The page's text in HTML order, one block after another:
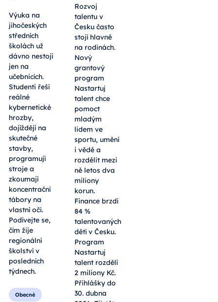
Výuka na
jihočeských
středních
školách už
dávno nestojí
jen na
učebnicích.
Studenti řeší
reálné
kybernetické
hrozby,
dojíždějí na
skutečné
stavby,
programují
stroje a
zkoumají
koncentrační
tábory na
vlastní oči.
Podívejte se,
čím žije
regionální
školství v
posledních
týdnech.
Obecné
Rozvoj
talentu v
Česku často
stojí hlavně
na rodinách.
Nový
grantový
program
Nastartuj
talent chce
pomoct
mladým
lidem ve
sportu, umění
i vědě a
rozdělit mezi
ně letos dva
miliony
korun.
Finance brzdí
84 %
talentovaných
dětí v Česku.
Program
Nastartuj
talent rozdělí
2 miliony Kč.
Přihlášky do
30. dubna